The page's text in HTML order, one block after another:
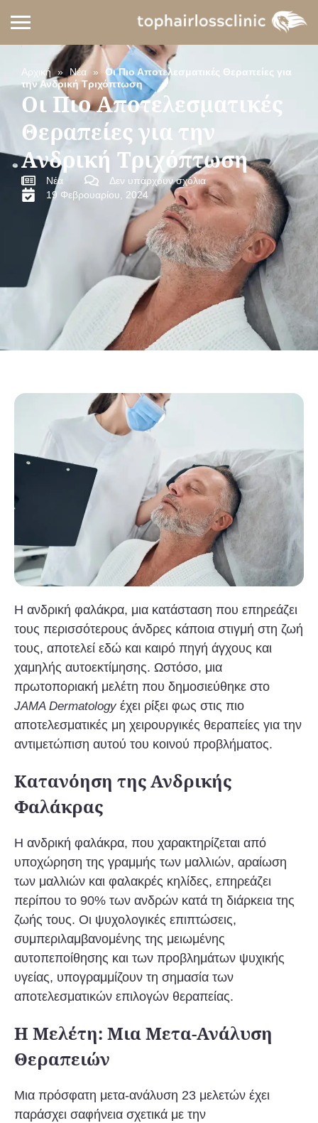
Αρχική » Νέα »
Οι Πιο Αποτελεσματικές Θεραπείες για
την Ανδρική Τριχόπτωση
Οι Πιο Αποτελεσματικές
Θεραπείες για την
Ανδρική Τριχόπτωση
Νέα
Δεν υπάρχουν σχόλια
19 Φεβρουαρίου, 2024
Η ανδρική φαλάκρα, μια κατάσταση που επηρεάζει
τους περισσότερους άνδρες κάποια στιγμή στη ζωή
τους, αποτελεί εδώ και καιρό πηγή άγχους και
χαμηλής αυτοεκτίμησης. Ωστόσο, μια
πρωτοποριακή μελέτη που δημοσιεύθηκε στο
JAMA Dermatology έχει ρίξει φως στις πιο
αποτελεσματικές μη χειρουργικές θεραπείες για την
αντιμετώπιση αυτού του κοινού προβλήματος.
Κατανόηση της Ανδρικής
Φαλάκρας
Η ανδρική φαλάκρα, που χαρακτηρίζεται από
υποχώρηση της γραμμής των μαλλιών, αραίωση
των μαλλιών και φαλακρές κηλίδες, επηρεάζει
περίπου το 90% των ανδρών κατά τη διάρκεια της
ζωής τους. Οι ψυχολογικές επιπτώσεις,
συμπεριλαμβανομένης της μειωμένης
αυτοπεποίθησης και των προβλημάτων ψυχικής
υγείας, υπογραμμίζουν τη σημασία των
αποτελεσματικών επιλογών θεραπείας.
Η Μελέτη: Μια Μετα-Ανάλυση
Θεραπειών
Μια πρόσφατη μετα-ανάλυση 23 μελετών έχει
παράσχει σαφήνεια σχετικά με την